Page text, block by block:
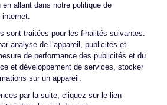
allant dans notre politique de
sont traitées pour les finalités suivantes:
analyse de l’appareil, publicités et
de performance des publicités et du
et développement de services, stocker
sur un appareil.
par la suite, cliquez sur le lien
Axeptio consent